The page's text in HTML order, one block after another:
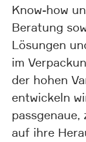
Know-how
Beratung
Lösungen
im
der hohen
entwickeln
auf ihre